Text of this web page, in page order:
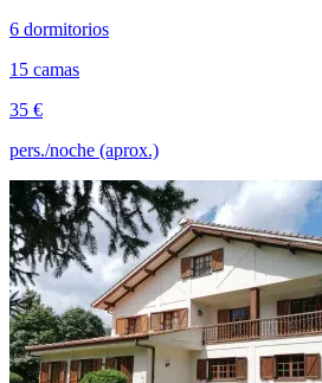
6 dormitorios
15 camas
35 €
pers./noche (aprox.)